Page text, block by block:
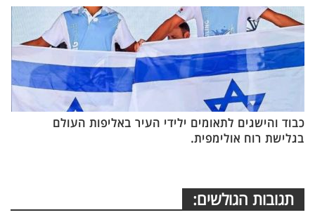
כבוד והישגים לתאומים ילידי העיר באליפות העולם
בגלישת רוח אולימפית.
תגובות הגולשים: